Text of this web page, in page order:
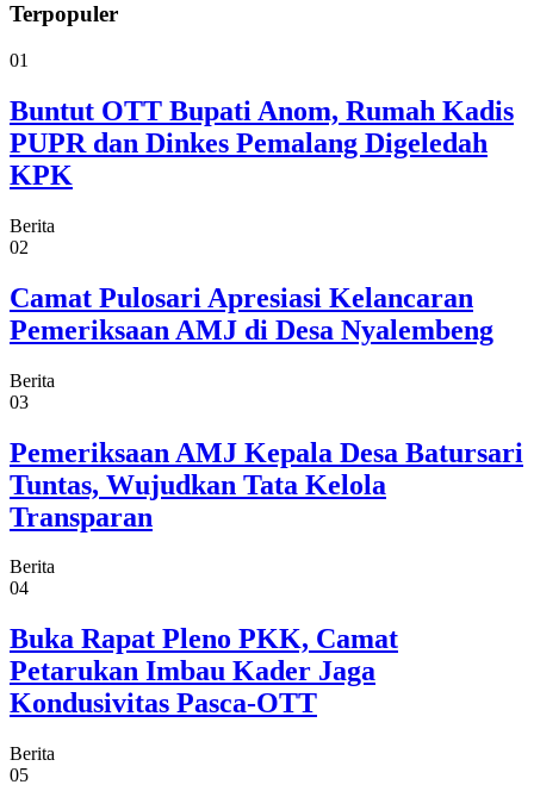
Terpopuler
01
Buntut OTT Bupati Anom, Rumah Kadis
PUPR dan Dinkes Pemalang Digeledah
KPK
Berita
02
Camat Pulosari Apresiasi Kelancaran
Pemeriksaan AMJ di Desa Nyalembeng
Berita
03
Pemeriksaan AMJ Kepala Desa Batursari
Tuntas, Wujudkan Tata Kelola
Transparan
Berita
04
Buka Rapat Pleno PKK, Camat
Petarukan Imbau Kader Jaga
Kondusivitas Pasca-OTT
Berita
05